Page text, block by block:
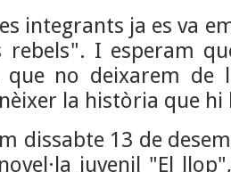
integrants ja es va
rebels". I esperam
que no deixarem de
la història que
dissabte 13 de
juvenil "El